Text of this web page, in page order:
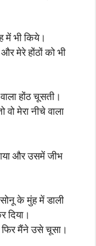
में भी किये।
मेरे होंठों को भी
होंठ चूसती।
मेरा नीचे वाला
और उसमें जीभ
के मुंह में डाली
दिया।
फिर मैंने उसे चूसा।